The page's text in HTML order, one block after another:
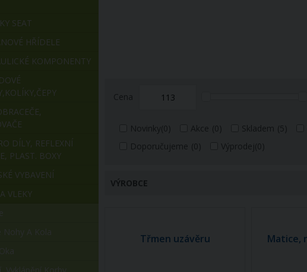
Cena
Novinky(0) Akce (0) Skladem (5)
Doporučujeme (0) Výprodej(0)
VÝROBCE
Třmen uzávěru
Matice,
SEAT
HŘÍDELE
KOMPONENTY
PLAST. BOXY
VYBAVENÍ
VLEKY